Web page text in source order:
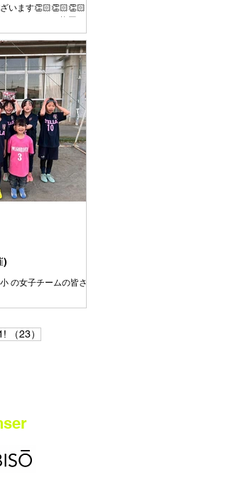
います👏🏻👏🏻👏🏻
と、4年として最後の
ップの活動に繋げられ
伝えて大会に挑みまし
とても良かったです👍
ーションが取れていた
と集中力や気持ちのコ
課題です💦 それで
張りました👍 今日対
でした⚽️ 相手をリスペ
ムの良いところはどん
ましょう👍 この一年
ことがたくさん増えた
手い選手、強い選手は
いことは、たくさん練
)
の女子チームの皆さ
た。
（23）